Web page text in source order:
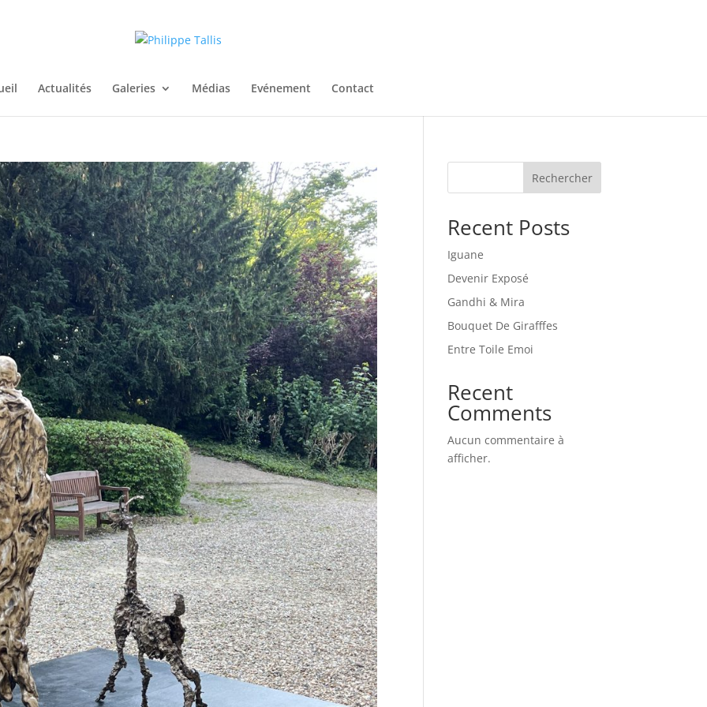
Actualités Galeries Médias Evénement Contact
Rechercher
Recent Posts
Iguane
Devenir Exposé
Gandhi & Mira
Bouquet De Girafffes
Entre Toile Emoi
Recent
Comments
Aucun commentaire à
afficher.